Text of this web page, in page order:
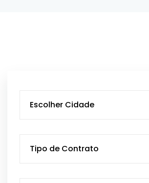
Escolher Cidade
Tipo de Contrato